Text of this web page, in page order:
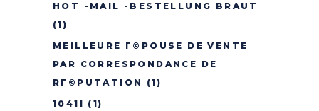
HOT -MAIL -BESTELLUNG BRAUT
(1)
MEILLEURE Г©POUSE DE VENTE
PAR CORRESPONDANCE DE
RГ©PUTATION
(1)
1041I (1)